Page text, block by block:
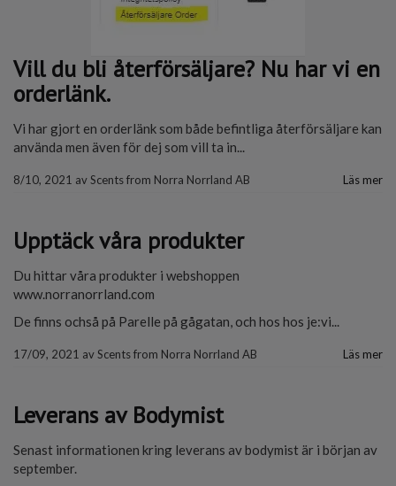
Vill du bli återförsäljare? Nu har vi en
orderlänk.
Vi har gjort en orderlänk som både befintliga återförsäljare kan
använda men även för dej som vill ta in...
8/10, 2021 avScents from Norra Norrland AB Läs mer
Upptäck våra produkter
Du hittar våra produkter i webshoppen
www.norranorrland.com
De finns ochså på Parelle på gågatan, och hos hos je:vi...
17/09, 2021 avScents from Norra Norrland AB Läs mer
Leverans av Bodymist
Senast informationen kring leverans av bodymist är i början av
september.